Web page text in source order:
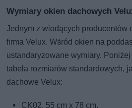
Wymiary okien dachowych
Jednym z wiodących producentów
firma Velux. Wśród okien na
ustandaryzowane wymiary.
tabela rozmiarów standardowych,
dachowe Velux:
CK02, 55 cm x 78 cm,